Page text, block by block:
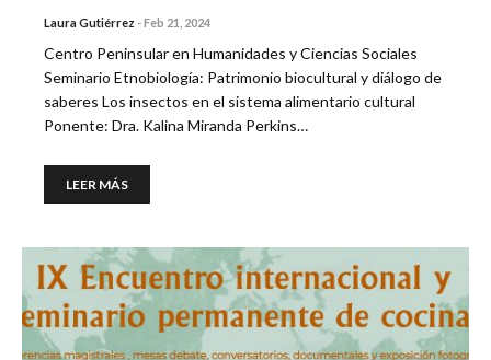
Laura Gutiérrez -Feb 21, 2024
Centro Peninsular en Humanidades y Ciencias Sociales
Seminario Etnobiología: Patrimonio biocultural y diálogo de
saberes Los insectos en el sistema alimentario cultural
Ponente: Dra. Kalina Miranda Perkins…
LEER MÁS